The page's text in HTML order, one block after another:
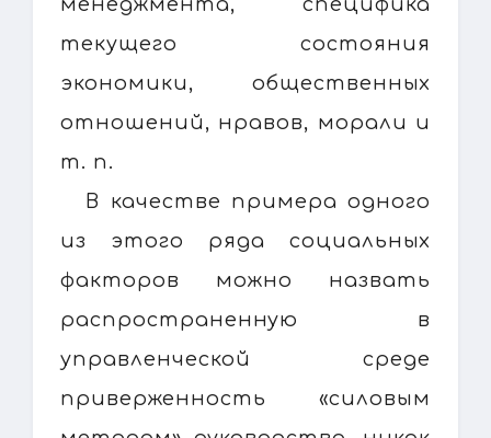
текущего состояния
экономики, общественных
отношений, нравов, морали и
т. п.
В качестве примера одного
из этого ряда социальных
факторов можно назвать
распространенную в
управленческой среде
приверженность «силовым